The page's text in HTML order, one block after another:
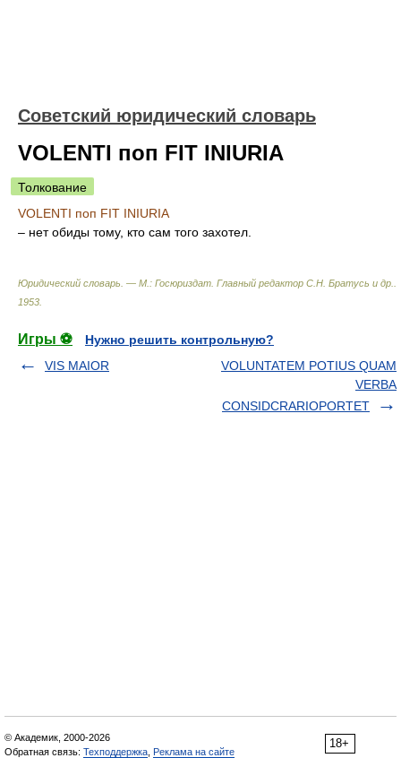
Советский юридический словарь
VOLENTI поп FIT INIURIA
Толкование
VOLENTI поп FIT INIURIA
– нет обиды тому, кто сам того захотел.
Юридический словарь. — М.: Госюриздат Главный редактор С.Н. Братусь и др.
1953
Игры ⚽
Нужно решить контрольную?
VIS MAIOR
VOLUNTATEM POTIUS QUAM
VERBA
CONSIDCRARIOPORTET
18+
© Академик, 2000-2026
Обратная связь: Техподдержка Реклама на сайте